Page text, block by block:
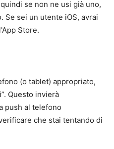
se non ne usi già uno,
Se sei un utente iOS, avrai
Store.
(o tablet) appropriato,
Questo invierà
push al telefono
che stai tentando di